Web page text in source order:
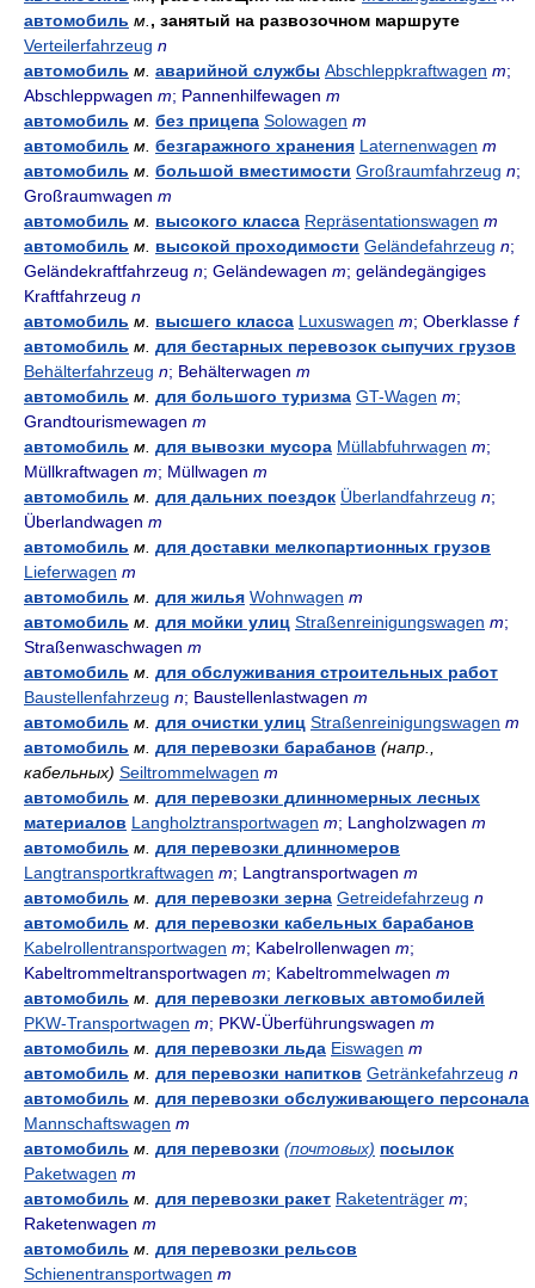
автомобиль м. , занятый на развозочном маршруте
Verteilerfahrzeug n
автомобиль м. аварийной службы Abschleppkraftwagen m;
Abschleppwagen m; Pannenhilfewagen m
автомобиль м. без прицепа Solowagen m
автомобиль м. безгаражного хранения Laternenwagen m
автомобиль м. большой вместимости Großraumfahrzeug n;
Großraumwagen m
автомобиль м. высокого класса Repräsentationswagen m
автомобиль м. высокой проходимости Geländefahrzeug n;
Geländekraftfahrzeug n; Geländewagen m; geländegängiges
Kraftfahrzeug n
автомобиль м. высшего класса Luxuswagen m; Oberklasse f
автомобиль м. для бестарных перевозок сыпучих грузов
Behälterfahrzeug n; Behälterwagen m
автомобиль м. для большого туризма GT-Wagen m;
Grandtourismewagen m
автомобиль м. для вывозки мусора Müllabfuhrwagen m;
Müllkraftwagen m; Müllwagen m
автомобиль м. для дальних поездок Überlandfahrzeug n;
Überlandwagen m
автомобиль м. для доставки мелкопартионных грузов
Lieferwagen m
автомобиль м. для жилья Wohnwagen m
автомобиль м. для мойки улиц Straßenreinigungswagen m;
Straßenwaschwagen m
автомобиль м. для обслуживания строительных работ
Baustellenfahrzeug n; Baustellenlastwagen m
автомобиль м. для очистки улиц Straßenreinigungswagen m
автомобиль м. для перевозки барабанов (напр.,
кабельных) Seiltrommelwagen m
автомобиль м. для перевозки длинномерных лесных
материалов Langholztransportwagen m; Langholzwagen m
автомобиль м. для перевозки длинномеров
Langtransportkraftwagen m; Langtransportwagen m
автомобиль м. для перевозки зерна Getreidefahrzeug n
автомобиль м. для перевозки кабельных барабанов
Kabelrollentransportwagen m; Kabelrollenwagen m;
Kabeltrommeltransportwagen m; Kabeltrommelwagen m
автомобиль м. для перевозки легковых автомобилей
PKW-Transportwagen m; PKW-Überführungswagen m
автомобиль м. для перевозки льда Eiswagen m
автомобиль м. для перевозки напитков Getränkefahrzeug n
автомобиль м. для перевозки обслуживающего персонала
Mannschaftswagen m
автомобиль м. для перевозки (почтовых) посылок
Paketwagen m
автомобиль м. для перевозки ракет Raketenträger m;
Raketenwagen m
автомобиль м. для перевозки рельсов
Schienentransportwagen m